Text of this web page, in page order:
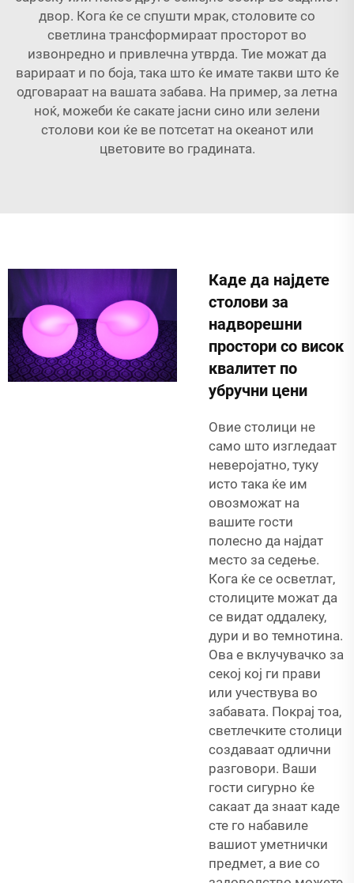
двор. Кога ќе се спушти мрак, столовите со
светлина трансформираат просторот во
извонредно и привлечна утврда. Тие можат да
варираат и по боја, така што ќе имате такви што ќе
одговараат на вашата забава. На пример, за летна
ноќ, можеби ќе сакате јасни сино или зелени
столови кои ќе ве потсетат на океанот или
цветовите во градината.
Каде да најдете
столови за
надворешни
простори со висок
квалитет по
убручни цени
Овие столици не
само што изгледаат
неверојатно, туку
исто така ќе им
овозможат на
вашите гости
полесно да најдат
место за седење.
Кога ќе се осветлат,
столиците можат да
се видат оддалеку,
дури и во темнотина.
Ова е вклучувачко за
секој кој ги прави
или учествува во
забавата. Покрај тоа,
светлечките столици
создаваат одлични
разговори. Ваши
гости сигурно ќе
сакаат да знаат каде
сте го набавиле
вашиот уметнички
предмет, а вие со